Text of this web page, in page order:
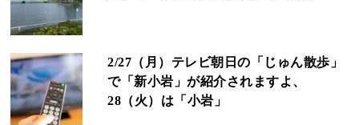
2/27（月）テレビ朝日の「じゅん散歩」
で「新小岩」が紹介されますよ、
28（火）は「小岩」